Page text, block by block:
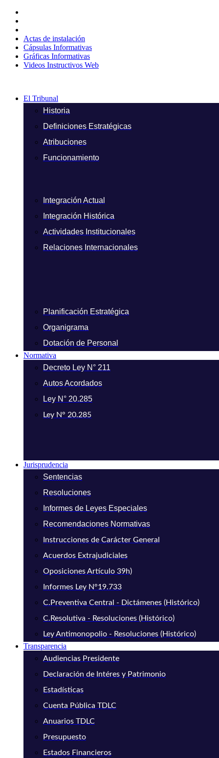
contenido
Actas de instalación
Cápsulas Informativas
Gráficas Informativas
Videos Instructivos Web
El Tribunal
Historia
Definiciones Estratégicas
Atribuciones
Funcionamiento
Integración Actual
Integración Histórica
Actividades Institucionales
Relaciones Internacionales
Planificación Estratégica
Organigrama
Dotación de Personal
Normativa
Decreto Ley N° 211
Autos Acordados
Ley N° 20.285
Ley N° 20.285
Jurisprudencia
Sentencias
Resoluciones
Informes de Leyes Especiales
Recomendaciones Normativas
Instrucciones de Carácter General
Acuerdos Extrajudiciales
Oposiciones Artículo 39h)
Informes Ley N°19.733
C.Preventiva Central - Dictámenes (Histórico)
C.Resolutiva - Resoluciones (Histórico)
Ley Antimonopolio - Resoluciones (Histórico)
Transparencia
Audiencias Presidente
Declaración de Intéres y Patrimonio
Estadísticas
Cuenta Pública TDLC
Anuarios TDLC
Presupuesto
Estados Financieros